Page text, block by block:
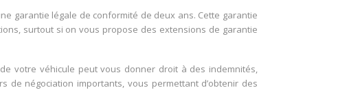
garantie légale de conformité de deux ans. Cette garantie
surtout si on vous propose des extensions de garantie
votre véhicule peut vous donner droit à des indemnités,
négociation importants, vous permettant d’obtenir des